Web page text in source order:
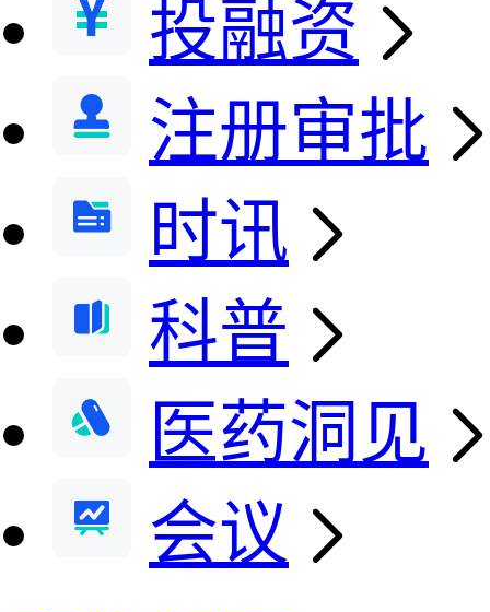
投融资
注册审批
时讯
科普
医药洞见
会议